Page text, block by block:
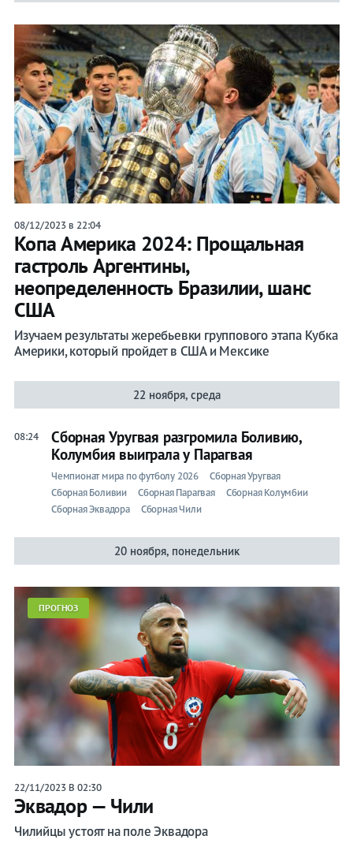
08/12/2023 в 22:04
Копа Америка 2024: Прощальная
гастроль Аргентины,
неопределенность Бразилии, шанс
США
Изучаем результаты жеребьевки группового этапа Кубка
Америки, который пройдет в США и Мексике
22 ноября, среда
08:24
Сборная Уругвая разгромила Боливию,
Колумбия выиграла у Парагвая
Чемпионат мира по футболу 2026
Сборная Уругвая
Сборная Боливии
Сборная Парагвая
Сборная Колумбии
Сборная Эквадора
Сборная Чили
20 ноября, понедельник
ПРОГНОЗ
22/11/2023 В 02:30
Эквадор — Чили
Чилийцы устоят на поле Эквадора